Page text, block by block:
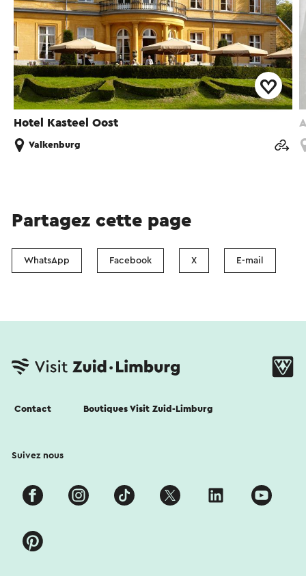
Hotel Kasteel Oost
Valkenburg
Partagez cette page
WhatsApp Facebook X E-mail
Contact Boutiques Visit Zuid-Limburg
Suivez nous